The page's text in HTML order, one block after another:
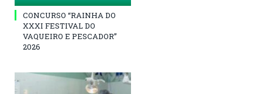
CONCURSO “RAINHA DO
XXXI FESTIVAL DO
VAQUEIRO E PESCADOR”
2026